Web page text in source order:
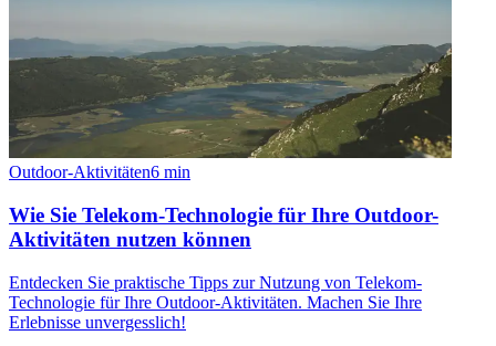
Outdoor-Aktivitäten6 min
Wie Sie Telekom-Technologie für Ihre Outdoor-
Aktivitäten nutzen können
Entdecken Sie praktische Tipps zur Nutzung von Telekom-
Technologie für Ihre Outdoor-Aktivitäten. Machen Sie Ihre
Erlebnisse unvergesslich!